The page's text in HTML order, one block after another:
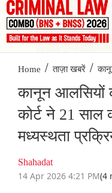
Home / ताज़ा खबरें /
कानून आलसियों
कोर्ट ने 21 साल
मध्यस्थता
Shahadat
14 Apr 2026 4:21 PM(4